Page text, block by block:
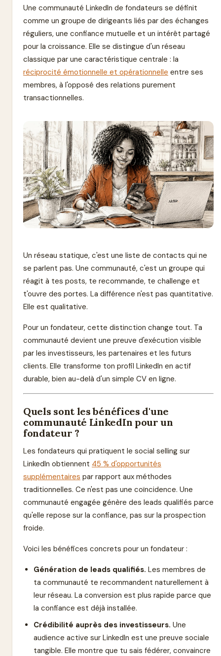
Une communauté LinkedIn de fondateurs se définit
comme un groupe de dirigeants liés par des échanges
réguliers, une confiance mutuelle et un intérêt partagé
pour la croissance. Elle se distingue d'un réseau
classique par une caractéristique centrale : la
réciprocité émotionnelle et opérationnelle entre ses
membres, à l'opposé des relations purement
transactionnelles.
Un réseau statique, c'est une liste de contacts qui ne
se parlent pas. Une communauté, c'est un groupe qui
réagit à tes posts, te recommande, te challenge et
t'ouvre des portes. La différence n'est pas quantitative.
Elle est qualitative.
Pour un fondateur, cette distinction change tout. Ta
communauté devient une preuve d'exécution visible
par les investisseurs, les partenaires et les futurs
clients. Elle transforme ton profil LinkedIn en actif
durable, bien au-delà d'un simple CV en ligne.
Quels sont les bénéfices d'une
communauté LinkedIn pour un
fondateur ?
Les fondateurs qui pratiquent le social selling sur
LinkedIn obtiennent 45 % d'opportunités
supplémentaires par rapport aux méthodes
traditionnelles. Ce n'est pas une coïncidence. Une
communauté engagée génère des leads qualifiés parce
qu'elle repose sur la confiance, pas sur la prospection
froide.
Voici les bénéfices concrets pour un fondateur :
Génération de leads qualifiés. Les membres de
ta communauté te recommandent naturellement à
leur réseau. La conversion est plus rapide parce que
la confiance est déjà installée.
Crédibilité auprès des investisseurs. Une
audience active sur LinkedIn est une preuve sociale
tangible. Elle montre que tu sais fédérer, convaincre